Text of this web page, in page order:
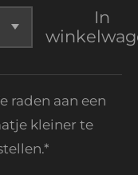
In
raden aan een
kleiner te